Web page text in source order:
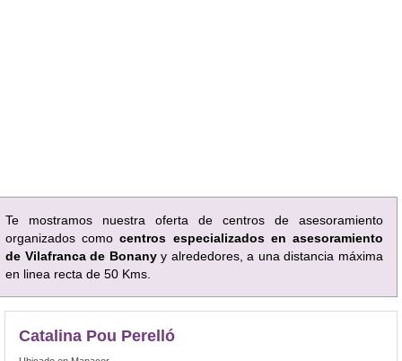
Te mostramos nuestra oferta de centros de asesoramiento
organizados comocentros especializados en asesoramiento
de Vilafranca de Bonanyy alrededores, a una distancia máxima
en linea recta de 50 Kms.
Catalina Pou Perelló